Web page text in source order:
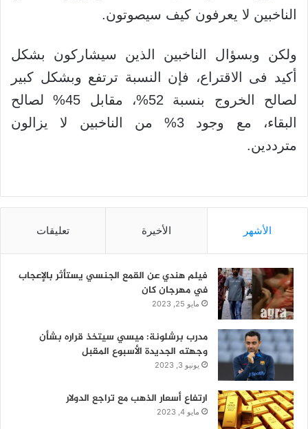
الناخبين لا يعرفون كيف سيصوتون.
ولكن وبسؤال الناخبين الذين سيشاركون بشكل
أكيد فى الاقتراع، فإن النسبة ترتفع وبشكل كبير
لصالح الخروج بنسبة 52%، مقابل 45% لصالح
البقاء، مع وجود 3% من الناخبين لا يزالون
مترددين.
الأشهر الأخيرة تعليقات
فيلم هندي عن القمع الجنسي يستأثر بالإعجاب
في مهرجان كان
مايو 25, 2023
مدرب برشلونة: ميسي سيتخذ قراره بشأن
وجهته الجديدة الأسبوع المقبل
يونيو 3, 2023
ارتفاع أسعار الذهب مع تراجع الدولار
مايو 4, 2023